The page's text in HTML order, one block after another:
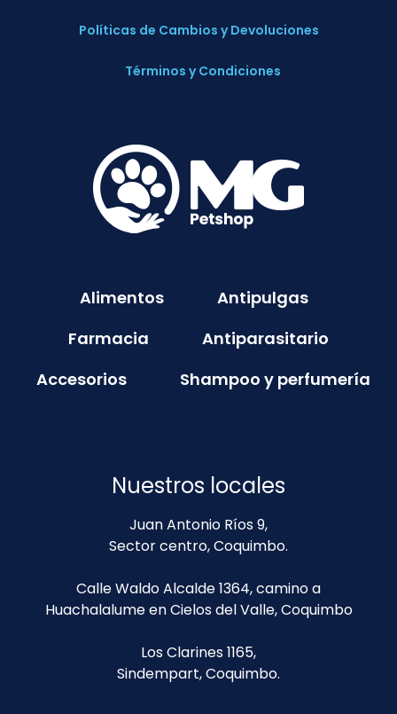
Políticas de Cambios y Devoluciones
Términos y Condiciones
Alimentos
Antipulgas
Farmacia
Antiparasitario
Accesorios
Shampoo y perfumería
Nuestros locales
Juan Antonio Ríos 9,
Sector centro, Coquimbo.
Calle Waldo Alcalde 1364, camino a
Huachalalume en Cielos del Valle, Coquimbo
Los Clarines 1165,
Sindempart, Coquimbo.